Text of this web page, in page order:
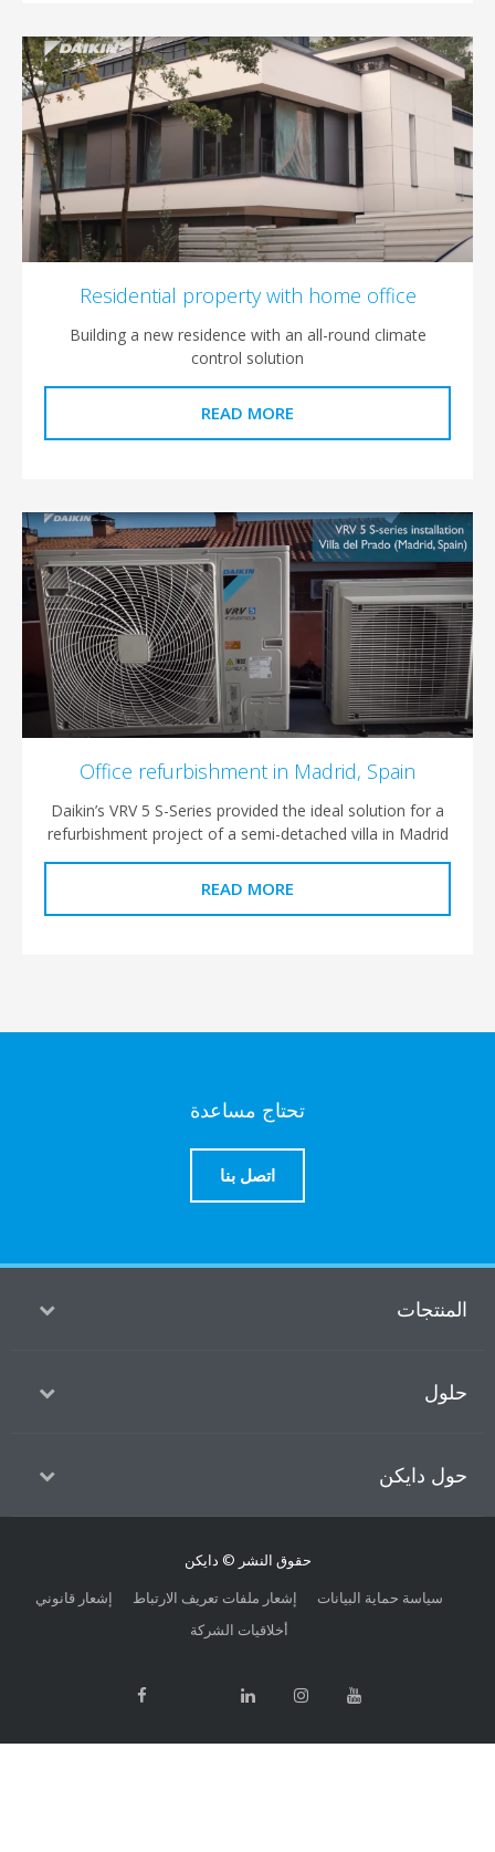
Residential property with home
Building a new residence with an all-round
control solution
READ MORE
Office refurbishment in Madrid,
Daikin’s VRV 5 S-Series provided the ideal solution
refurbishment project of a semi-detached villa in
READ MORE
تحتاج مساعدة
حقوق النشر © دايكن
إشعار قانوني
إشعار ملفات تعريف الارتباط
حماية البيانات
أخلاقيات الشركة